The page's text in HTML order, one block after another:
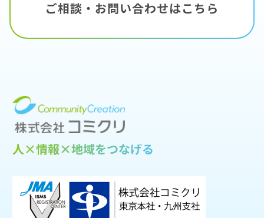
ご相談・お問い合わせはこちら